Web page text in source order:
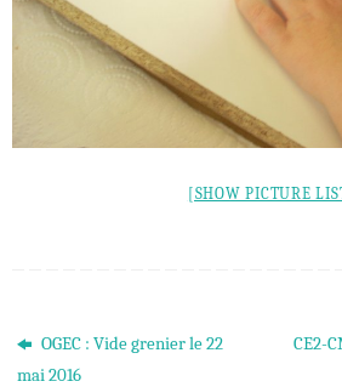
[SHOW PICTURE
OGEC : Vide grenier le 22
mai 2016
CE2-